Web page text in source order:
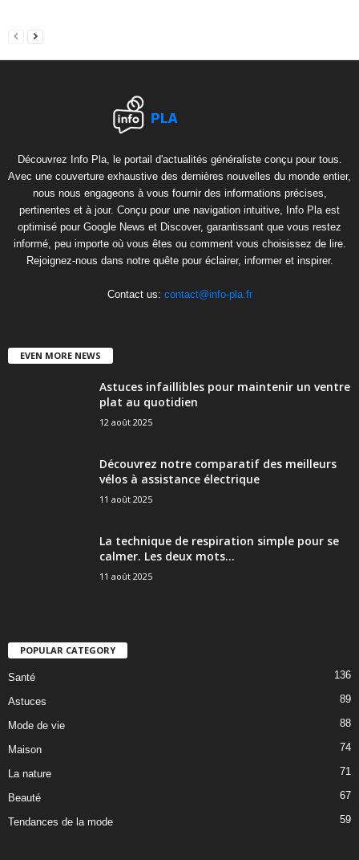
Découvrez Info Pla, le portail d'actualités généraliste conçu pour tous.
Avec une couverture exhaustive des dernières nouvelles du monde entier,
nous nous engageons à vous fournir des informations précises,
pertinentes et à jour. Conçu pour une navigation intuitive, Info Pla est
optimisé pour Google News et Discover, garantissant que vous restez
informé, peu importe où vous êtes ou comment vous choisissez de lire.
Rejoignez-nous dans notre quête pour éclairer, informer et inspirer.
Contact us: contact@info-pla.fr
EVEN MORE NEWS
Astuces infaillibles pour maintenir un ventre
plat au quotidien
12 août 2025
Découvrez notre comparatif des meilleurs
vélos à assistance électrique
11 août 2025
La technique de respiration simple pour se
calmer. Les deux mots...
11 août 2025
POPULAR CATEGORY
Santé 136
Astuces 89
Mode de vie 88
Maison 74
La nature 71
Beauté 67
Tendances de la mode 59